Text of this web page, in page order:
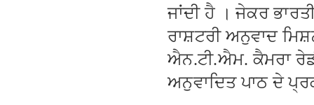
ਜਾਂਦੀ ਹੈ । ਜੇਕਰ
ਰਾਸ਼ਟਰੀ ਅਨੁਵਾਦ
ਐਨ.ਟੀ.ਐਮ. ਕੈਮਰਾ
ਅਨੁਵਾਦਿਤ ਪਾਠ ਦੇ